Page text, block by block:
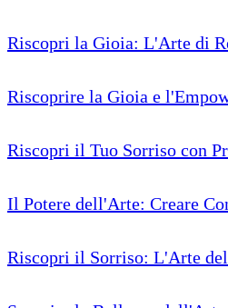
Riscopri la Gioia: L'Arte di
Riscoprire la Gioia e
Riscopri il Tuo Sorriso con
Il Potere dell'Arte: Creare
Riscopri il Sorriso: L'Arte